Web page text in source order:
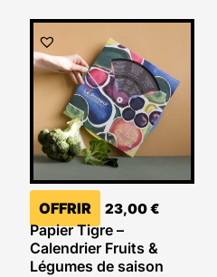
OFFRIR 23,00€
Papier Tigre –
Calendrier Fruits &
Légumes de saison